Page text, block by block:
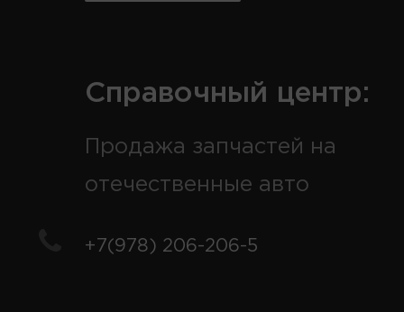
Справочный центр:
Продажа запчастей на
отечественные авто
+7(978) 206-206-5